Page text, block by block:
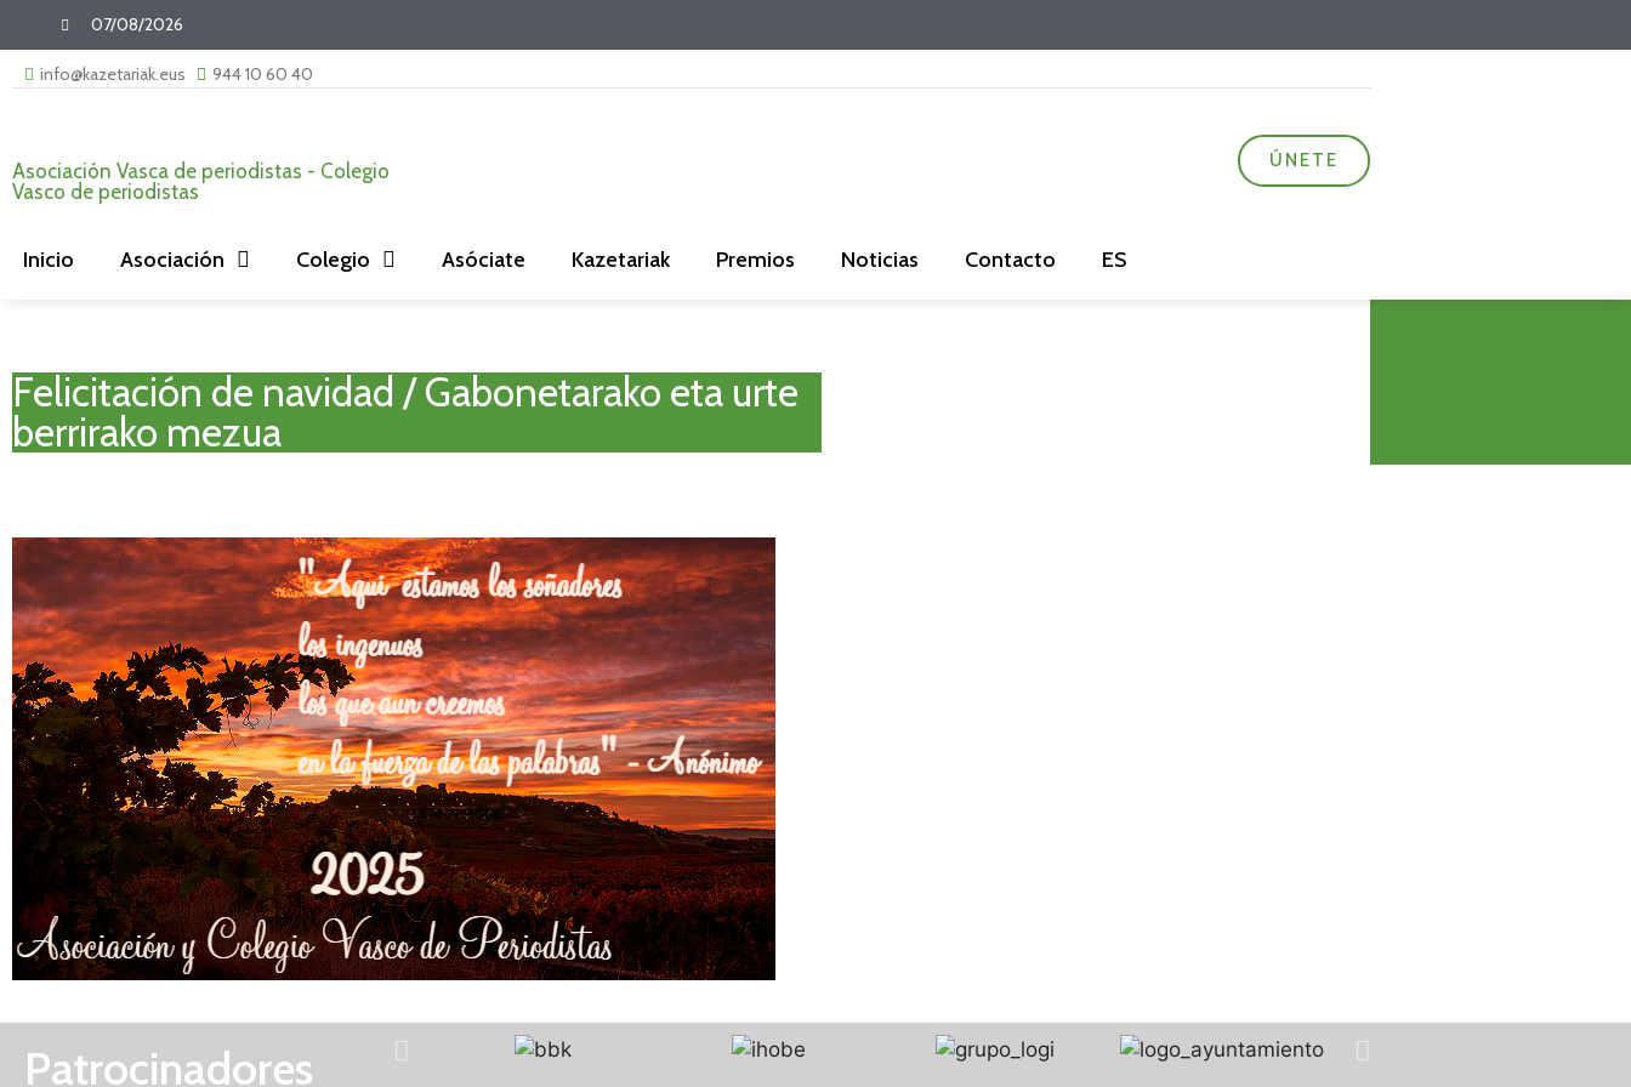
07/08/2026
info@kazetariak.eus 944 10 60 40
Asociación Vasca de periodistas - Colegio
Vasco de periodistas
ÚNETE
Inicio Asociación Colegio Asóciate Kazetariak Premios Noticias Contacto ES
Felicitación de navidad / Gabonetarako eta urte
berrirako mezua
Patrocinadores